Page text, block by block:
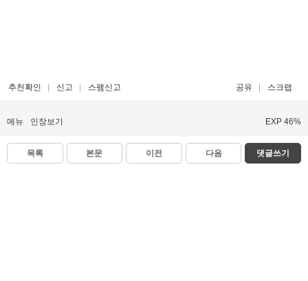
추천확인 신고 스팸신고 공유 스크랩
메뉴 인장보기 EXP 46%
목록 본문 이전 다음 댓글쓰기